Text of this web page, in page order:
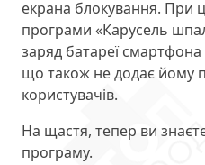
екрана блокування. При
програми «Карусель
заряд батареї смартфона
що також не додає йому
користувачів.
На щастя, тепер ви
програму.